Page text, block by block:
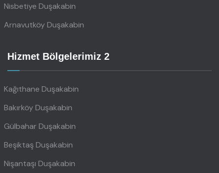
Nisbetiye Duşakabin
Arnavutköy Duşakabin
Hizmet Bölgelerimiz 2
Kağıthane Duşakabin
Bakırköy Duşakabin
Gülbahar Duşakabin
Beşiktaş Duşakabin
Nişantaşı Duşakabin